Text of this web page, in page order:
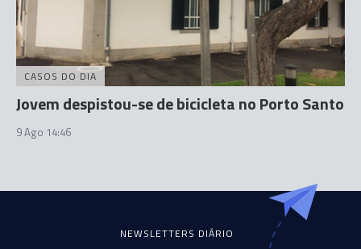
CASOS DO DIA
Jovem despistou-se de bicicleta no Porto Santo
9 Ago 14:46
NEWSLETTERS DIÁRIO